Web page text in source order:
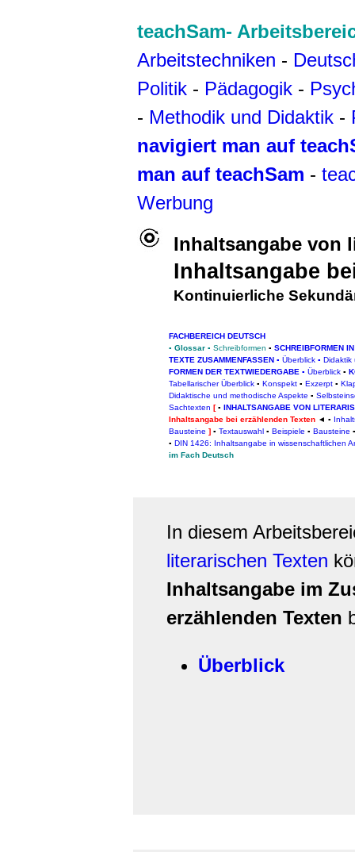
teachSam-
Arbeitstechniken -
Politik - Pädagogik -
- Methodik und Didaktik -
navigiert man auf
man auf teachSam -
Werbung
Inhaltsangabe von
Inhaltsangabe
Kontinuierliche
FACHBEREICH DEUTSCH
▪ Glossar ▪ Schreibformen ▪ SCHREIBFORMEN
TEXTE ZUSAMMENFASSEN ▪ Überblick ▪ Didaktik
FORMEN DER TEXTWIEDERGABE ▪ Überblick ▪
Tabellarischer Überblick ▪ Konspekt ▪ Exzerpt ▪
Didaktische und methodische Aspekte ▪
Sachtexten [▪ INHALTSANGABE VON
Inhaltsangabe bei erzählenden Texten ◄ ▪
Bausteine ] ▪ Textauswahl ▪ Beispiele ▪ Bausteine
▪ DIN 1426: Inhaltsangabe in wissenschaftlichen
im Fach Deutsch
In diesem
literarischen Texten
Inhaltsangabe im
erzählenden Texten
Überblick